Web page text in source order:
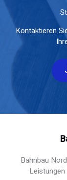
Kontaktieren
Bahnbau
Leistungen